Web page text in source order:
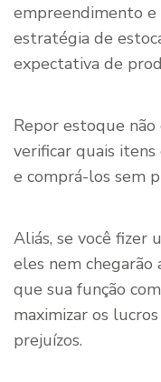
empreendimento e
estratégia de
expectativa de
Repor estoque
verificar quais
e comprá-los sem
Aliás, se você fizer
eles nem
que sua função
maximizar os
prejuízos.